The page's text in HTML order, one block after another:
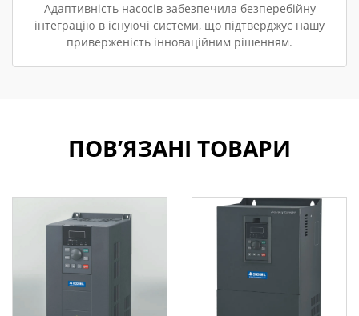
Адаптивність насосів забезпечила безперебійну
інтеграцію в існуючі системи, що підтверджує нашу
приверженість інноваційним рішенням.
ПОВ’ЯЗАНІ ТОВАРИ